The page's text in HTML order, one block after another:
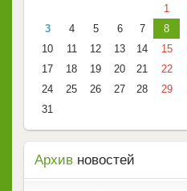
1
3
4 5 6 7 8
10
11 12 13 14 15
17
18 19 20 21 22
24
25 26 27 28 29
31
Архив новостей